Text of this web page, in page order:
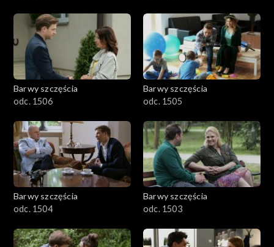
Barwy szczęścia
odc. 1506
Barwy szczęścia
odc. 1505
Barwy szczęścia
odc. 1504
Barwy szczęścia
odc. 1503